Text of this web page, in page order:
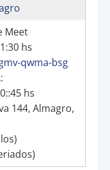
Meet
hs
qwma-bsg
hs
144, Almagro,